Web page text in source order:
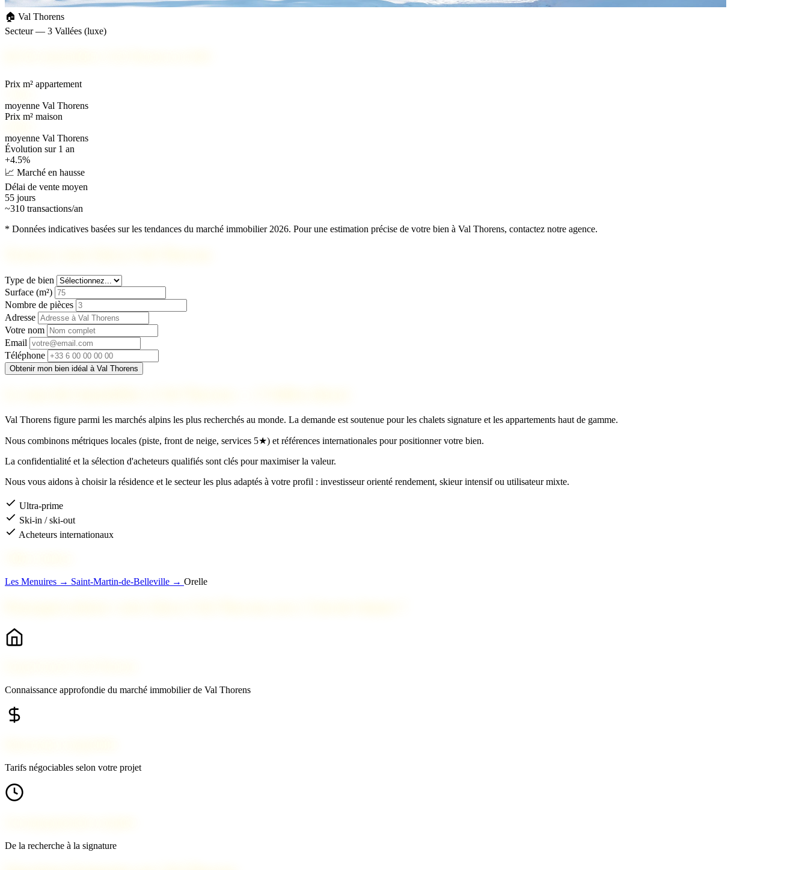
🏠 Val Thorens
Secteur — 3 Vallées (luxe)
Prix m² appartement
moyenne Val Thorens
Prix m² maison
moyenne Val Thorens
Évolution sur 1 an
+4.5%
📈 Marché en hausse
Délai de vente moyen
55 jours
~310 transactions/an
* Données indicatives basées sur les tendances du marché immobilier 2026. Pour une estimation précise de votre bien à Val Thorens, contactez notre agence.
Type de bien
Surface (m²)
Nombre de pièces
Adresse
Votre nom
Email
Téléphone
Obtenir mon bien idéal à Val Thorens
Val Thorens figure parmi les marchés alpins les plus recherchés au monde. La demande est soutenue pour les chalets signature et les appartements haut de gamme.
Nous combinons métriques locales (piste, front de neige, services 5★) et références internationales pour positionner votre bien.
La confidentialité et la sélection d'acheteurs qualifiés sont clés pour maximiser la valeur.
Nous vous aidons à choisir la résidence et le secteur les plus adaptés à votre profil : investisseur orienté rendement, skieur intensif ou utilisateur mixte.
Ultra-prime
Ski-in / ski-out
Acheteurs internationaux
Les Menuires → Saint-Martin-de-Belleville → Orelle
Connaissance approfondie du marché immobilier de Val Thorens
Tarifs négociables selon votre projet
De la recherche à la signature